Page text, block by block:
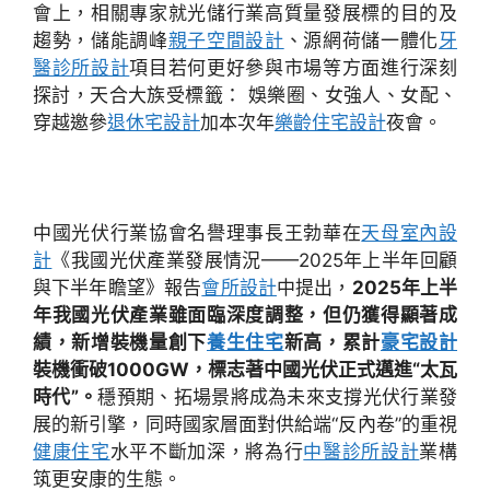
會上，相關專家就光儲行業高質量發展標的目的及
趨勢，儲能調峰親子空間設計 、源網荷儲一體化 牙
醫診所設計項目若何更好參與市場等方面進行深刻
探討，天合大族受標籤： 娛樂圈、女強人、女配、
穿越邀參退休宅設計加本次年樂齡住宅設計夜會。
中國光伏行業協會名譽理事長王勃華在天母室內設
計 《我國光伏產業發展情況——2025年上半年回顧
與下半年瞻望》報告會所設計中提出， 2025年上半
年我國光伏產業雖面臨深度調整，但仍獲得顯著成
績，新增裝機量創下養生住宅新高，累計豪宅設計
裝機衝破1000GW，標志著中國光伏正式邁進“太瓦
時代”。穩預期、拓場景將成為未來支撐光伏行業發
展的新引擎，同時國家層面對供給端“反內卷”的重視
健康住宅水平不斷加深，將為行中醫診所設計業構
筑更安康的生態。